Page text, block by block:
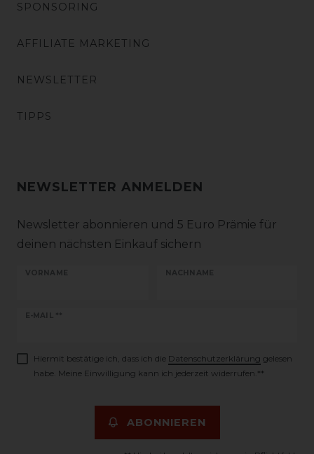
SPONSORING
AFFILIATE MARKETING
NEWSLETTER
TIPPS
NEWSLETTER ANMELDEN
Newsletter abonnieren und 5 Euro Prämie für
deinen nächsten Einkauf sichern
VORNAME NACHNAME
E-MAIL **
Newsletter
Hiermit bestätige ich, dass ich die Daten­schutz­erklärung gelesen
habe. Meine Einwilligung kann ich jederzeit widerrufen.**
ABONNIEREN